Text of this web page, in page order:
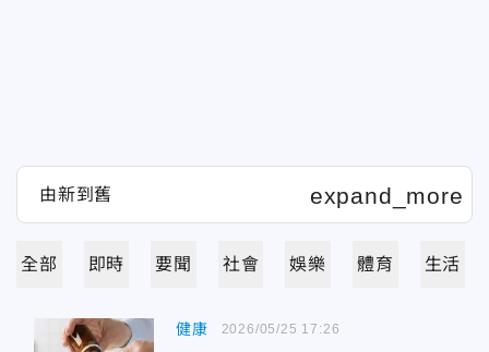
全部 即時 要聞 社會 娛樂 體育 生活
健康 2026/05/25 17:26